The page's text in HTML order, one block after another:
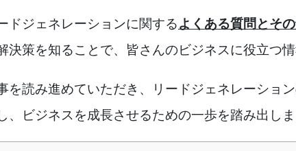
ドジェネレーションに関するよくある質問とそ
決策を知ることで、皆さんのビジネスに役立つ情
を読み進めていただき、リードジェネレーショ
、ビジネスを成長させるための一歩を踏み出しま